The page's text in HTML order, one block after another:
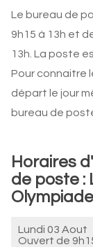
Le bureau de
9h15 à 13h et
13h. La poste
Pour connaitre
départ le jour
bureau de
Horaires
de poste :
Lundi 03 Aout
Ouvert de